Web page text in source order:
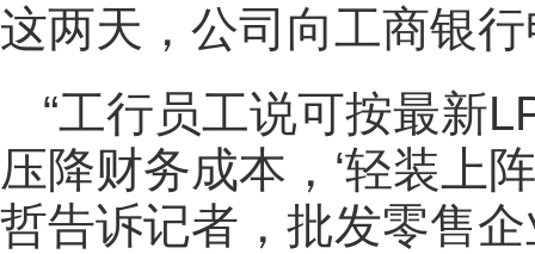
这两天，公司向工商银
“工行员工说可按最新
压降财务成本，‘轻装上
哲告诉记者，批发零售